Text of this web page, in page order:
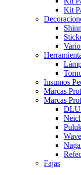
Kit
Insumos
Marcas
Marcas
Wave
Fajas